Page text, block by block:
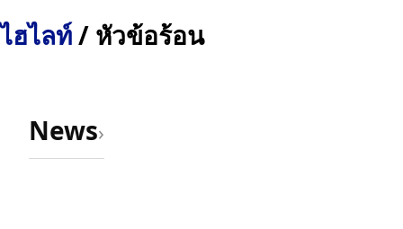
ไฮไลท์/ หัวข้อร้อน
News›